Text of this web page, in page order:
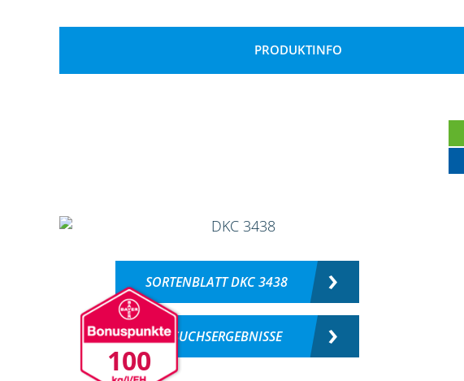
PRODUKTINFO
100
SORTENBLATT DKC 3438
VERSUCHSERGEBNISSE